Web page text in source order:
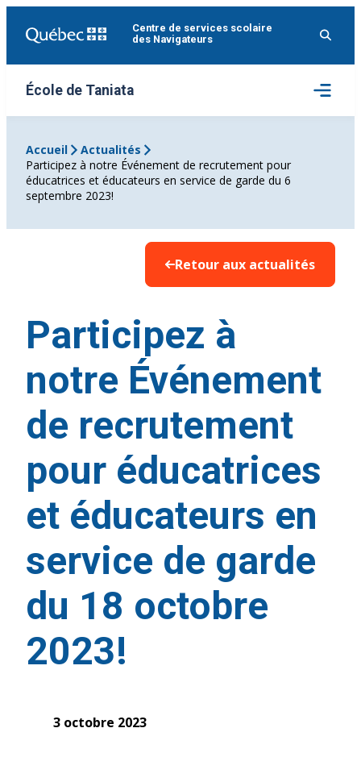
Centre de services scolaire
des Navigateurs
École de Taniata
Ouvrir
le
menu
Accueil
Actualités
Participez à notre Événement de recrutement pour
éducatrices et éducateurs en service de garde du 6
septembre 2023!
Retour aux actualités
Participez à
notre Événement
de recrutement
pour éducatrices
et éducateurs en
service de garde
du 18 octobre
2023!
3 octobre 2023